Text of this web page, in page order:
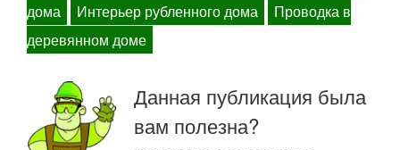
дома
Интерьер рубленного дома
Проводка в
деревянном доме
Данная публикация была
вам полезна?